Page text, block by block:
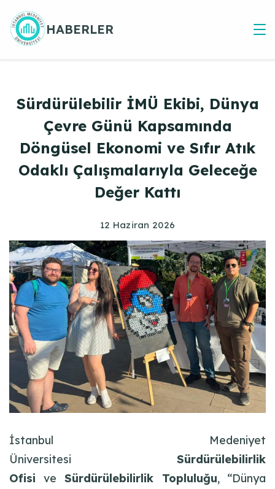
Skip
to
content
HABERLER
Sürdürülebilir İMÜ Ekibi, Dünya
Çevre Günü Kapsamında
Döngüsel Ekonomi ve Sıfır Atık
Odaklı Çalışmalarıyla Geleceğe
Değer Kattı
12 Haziran 2026
İstanbul Medeniyet
Üniversitesi Sürdürülebilirlik
Ofisi ve Sürdürülebilirlik Topluluğu, “Dünya